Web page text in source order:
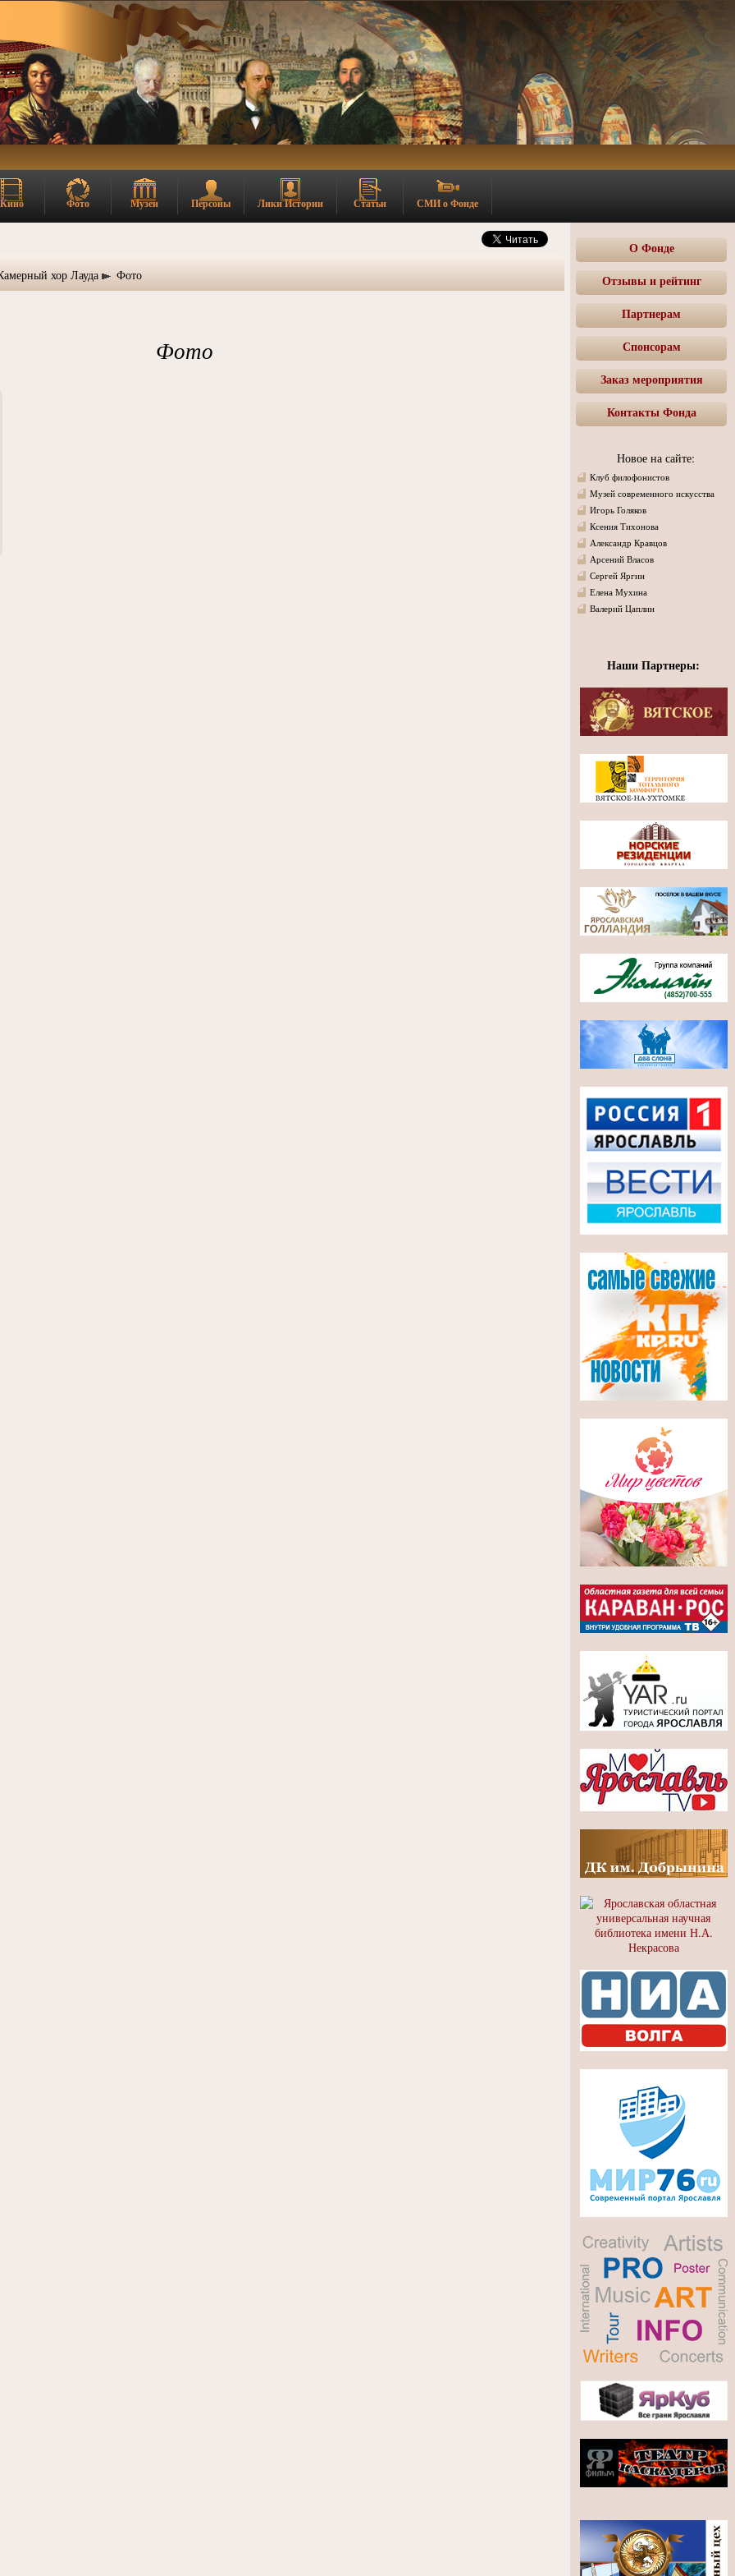
Кино Фото Музеи Персоны Лики Истории Статьи СМИ о Фонде
хор Лауда Фото
Фото
О Фонде
Отзывы и рейтинг
Партнерам
Спонсорам
Заказ мероприятия
Контакты Фонда
Новое на сайте:
Клуб филофонистов
Музей современного искусства
Игорь Голяков
Ксения Тихонова
Александр Кравцов
Арсений Власов
Сергей Яргин
Елена Мухина
Валерий Цаплин
Наши Партнеры: